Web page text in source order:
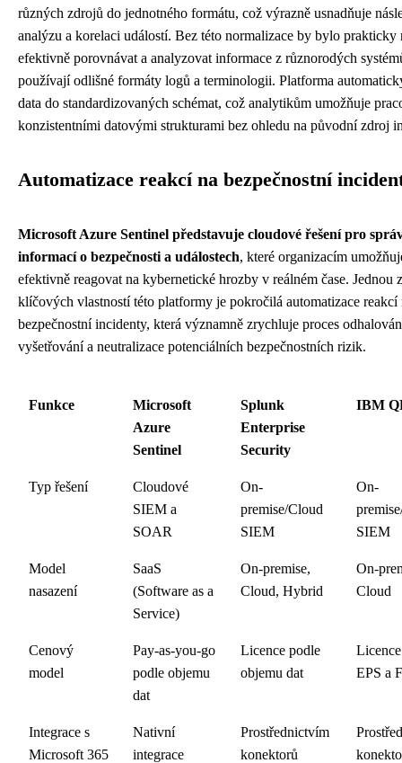
různých zdrojů do jednotného formátu, což výrazně usnadňuje
analýzu a korelaci událostí. Bez této normalizace by bylo prakticky
efektivně porovnávat a analyzovat informace z různorodých
používají odlišné formáty logů a terminologii. Platforma
data do standardizovaných schémat, což analytikům umožňuje
konzistentními datovými strukturami bez ohledu na původní zdroj
Automatizace reakcí na bezpečnostní
Microsoft Azure Sentinel představuje cloudové řešení pro
informací o bezpečnosti a událostech, které organizacím
efektivně reagovat na kybernetické hrozby v reálném čase. Jednou z
klíčových vlastností této platformy je pokročilá automatizace reakcí
bezpečnostní incidenty, která významně zrychluje proces
vyšetřování a neutralizace potenciálních bezpečnostních rizik.
Funkce
Microsoft
Azure
Sentinel
Splunk
Enterprise
Security
IBM
Typ řešení
Cloudové
SIEM a
SOAR
On-
premise/Cloud
SIEM
On-
SIEM
Model
nasazení
SaaS
(Software as a
Service)
On-premise,
Cloud, Hybrid
On-
Cloud
Cenový
model
Pay-as-you-go
podle objemu
dat
Licence podle
objemu dat
EPS a
Integrace s
Microsoft 365
Nativní
integrace
Prostřednictvím
konektorů